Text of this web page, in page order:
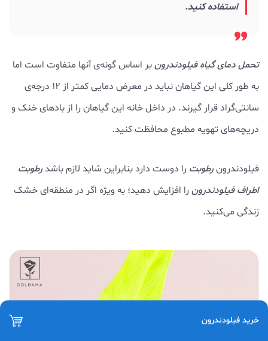
استفاده کنید.
تحمل دمای گیاه فیلودندرونبر اساس گونه‌ی آنها متفاوت است اما
به طور کلی این گیاهان نباید در معرض دمایی کمتر از ۱۲ درجه‌ی
سانتی‌گراد قرار گیرند. در داخل خانه این گیاهان را از بادهای خنک و
دریچه‌های تهویه مطبوع محافظت کنید.
فیلودندرونرطوبت را دوست دارد بنابراین شاید لازم باشدرطوبت
اطراف فیلودندرون را افزایش دهید؛ به ویژه اگر در منطقه‌ای خشک
زندگی می‌کنید.
خرید فیلودندرون